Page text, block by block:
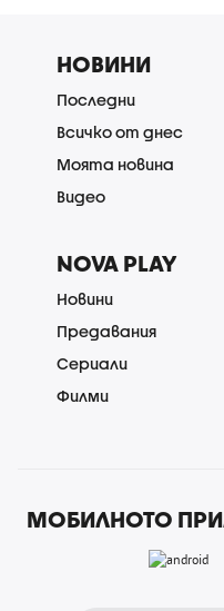
НОВИНИ
Последни
Всичко от днес
Моята новина
Видео
NOVA PLAY
Новини
Предавания
Сериали
Филми
МОБИЛНОТО